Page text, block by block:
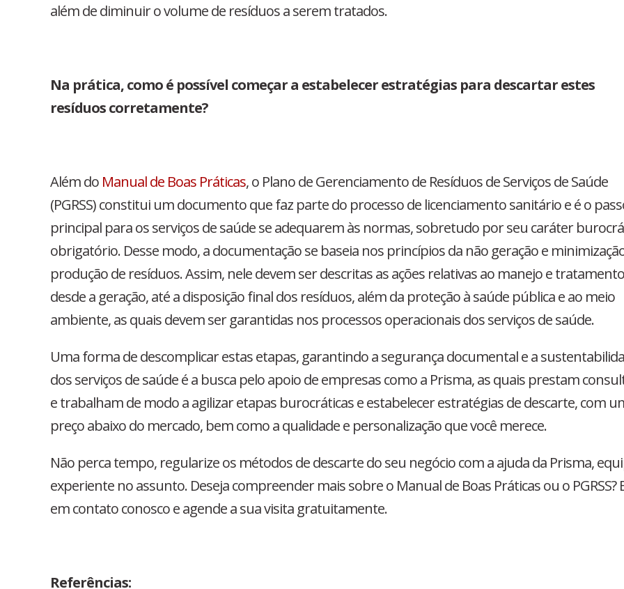
além de diminuir o volume de resíduos a serem tratados.
Na prática, como é possível começar a estabelecer estratégias para descartar estes
resíduos corretamente?
Além do Manual de Boas Práticas, o Plano de Gerenciamento de Resíduos de Serviços de Saúde
(PGRSS) constitui um documento que faz parte do processo de licenciamento sanitário e é o
principal para os serviços de saúde se adequarem às normas, sobretudo por seu caráter
obrigatório. Desse modo, a documentação se baseia nos princípios da não geração e
produção de resíduos. Assim, nele devem ser descritas as ações relativas ao manejo e
desde a geração, até a disposição final dos resíduos, além da proteção à saúde pública e ao meio
ambiente, as quais devem ser garantidas nos processos operacionais dos serviços de saúde.
Uma forma de descomplicar estas etapas, garantindo a segurança documental e a
dos serviços de saúde é a busca pelo apoio de empresas como a Prisma, as quais prestam
e trabalham de modo a agilizar etapas burocráticas e estabelecer estratégias de descarte, com
preço abaixo do mercado, bem como a qualidade e personalização que você merece.
Não perca tempo, regularize os métodos de descarte do seu negócio com a ajuda da Prisma,
experiente no assunto. Deseja compreender mais sobre o Manual de Boas Práticas ou o PGRSS?
em contato conosco e agende a sua visita gratuitamente.
Referências: